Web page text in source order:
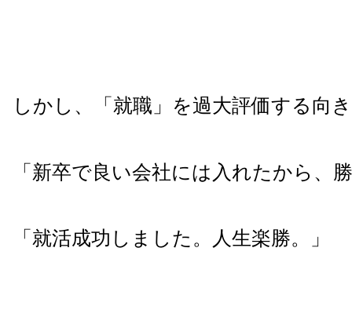
しかし、「就職」を過大評価する向
「新卒で良い会社には入れたから、
「就活成功しました。人生楽勝。」